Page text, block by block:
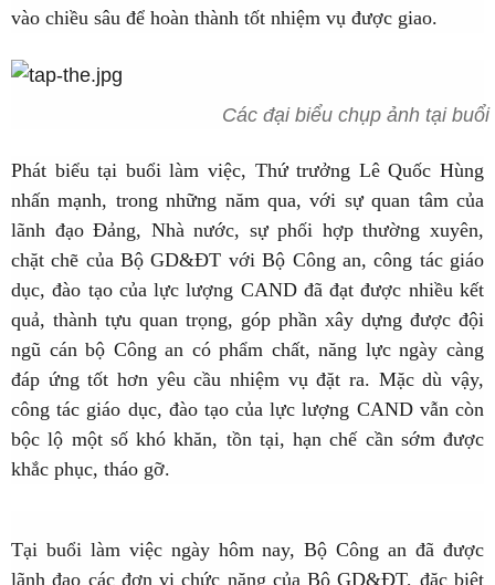
vào chiều sâu để hoàn thành tốt nhiệm vụ được giao.
Các đại biểu chụp ảnh tại
Phát biểu tại buổi làm việc, Thứ trưởng Lê Quốc Hùng
nhấn mạnh, trong những năm qua, với sự quan tâm của
lãnh đạo Đảng, Nhà nước, sự phối hợp thường xuyên,
chặt chẽ của Bộ GD&ĐT với Bộ Công an, công tác giáo
dục, đào tạo của lực lượng CAND đã đạt được nhiều kết
quả, thành tựu quan trọng, góp phần xây dựng được đội
ngũ cán bộ Công an có phẩm chất, năng lực ngày càng
đáp ứng tốt hơn yêu cầu nhiệm vụ đặt ra. Mặc dù vậy,
công tác giáo dục, đào tạo của lực lượng CAND vẫn còn
bộc lộ một số khó khăn, tồn tại, hạn chế cần sớm được
khắc phục, tháo gỡ.
Tại buổi làm việc ngày hôm nay, Bộ Công an đã được
lãnh đạo các đơn vị chức năng của Bộ GD&ĐT, đặc biệt